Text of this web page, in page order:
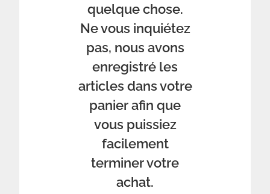
quelque chose.
Ne vous inquiétez
pas, nous avons
enregistré les
articles dans votre
panier afin que
vous puissiez
facilement
terminer votre
achat.